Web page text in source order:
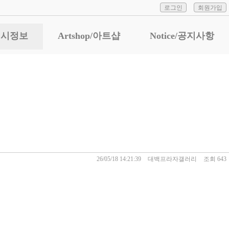
로그인 회원가입
정보 Artshop/아트샵 Notice/공지사항
26/05/18 14:21:39 대백프라자갤러리 조회 643